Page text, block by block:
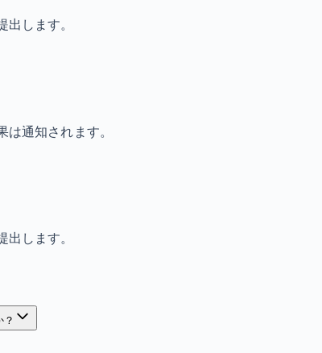
出します。
通知されます。
します。
？